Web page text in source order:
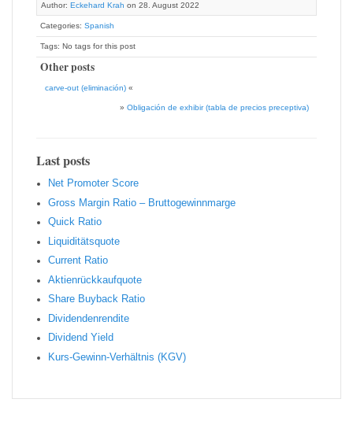
Author: Eckehard Krah on 28. August 2022
Categories: Spanish
Tags: No tags for this post
Other posts
carve-out (eliminación) «
» Obligación de exhibir (tabla de precios preceptiva)
Last posts
Net Promoter Score
Gro ss Margin Ratio – Bruttogewinnmarge
Quic k Ratio
Liquiditätsquote
Current Ratio
Aktienrückkaufquote
Sha re Buyback Ratio
Dividendenrendite
Dividend Yield
Kurs-Gewinn-Verhältnis (KGV)